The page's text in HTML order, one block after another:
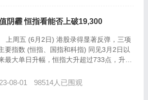
阴霾 恒指看能否上破19,300
上周五 (6月2日) 港股录得显著反弹，三项
要指数 (恒指、国指和科指) 同见3月2日以
最大单日升幅，恒指大升超过733点，升幅
5.30%，表现最好的成份股万国数据─sw...
08-01 98514人已围观